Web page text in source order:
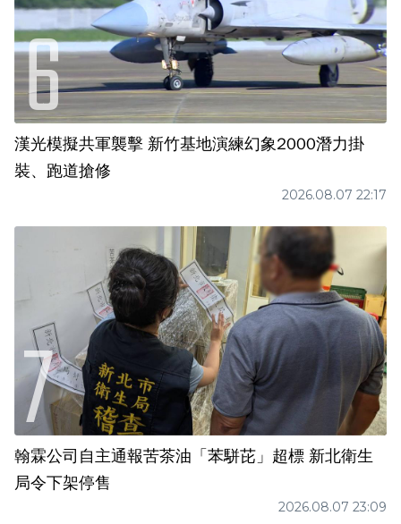
漢光模擬共軍襲擊 新竹基地演練幻象2000潛力掛
裝、跑道搶修
2026.08.07 22:17
翰霖公司自主通報苦茶油「苯駢芘」超標 新北衛生
局令下架停售
2026.08.07 23:09